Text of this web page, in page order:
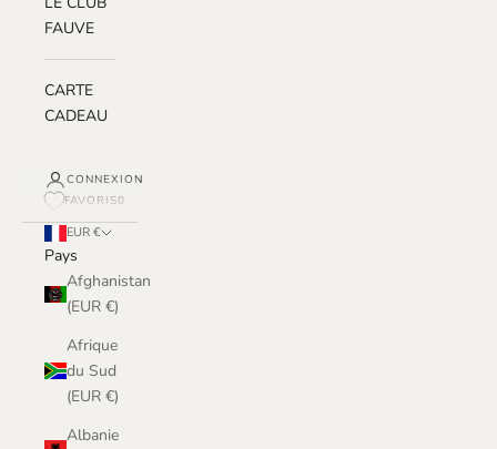
FAUVE
CARTE
CADEAU
CONNEXION
FAVORIS0
EUR €
Pays
Afghanistan
(EUR €)
Afrique
du Sud
(EUR €)
Albanie